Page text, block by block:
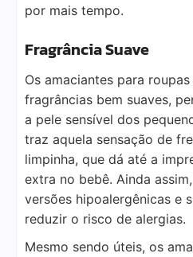
por mais tempo.
Fragrância Suave
Os amaciantes para
fragrâncias bem suaves,
a pele sensível dos
traz aquela sensação de
limpinha, que dá até a
extra no bebê. Ainda
versões hipoalergênicas e
reduzir o risco de alergias.
Mesmo sendo úteis, os